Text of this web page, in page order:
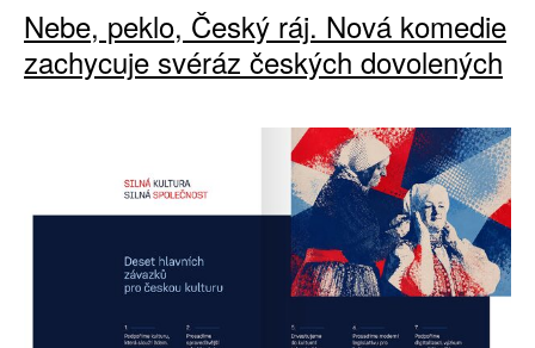
Nebe, peklo, Český ráj. Nová komedie
zachycuje svéráz českých dovolených